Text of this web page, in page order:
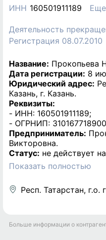
ИНН 160501911189 Еще
Деятельность
Регистрация 08.07.2010
Название: Прокопьева
Дата регистрации: 8
Юридический адрес:
Казань, г. Казань.
Реквизиты:
- ИНН: 160501911189;
- ОГРНИП:
Предприниматель:
Викторовна.
Статус: не действует
Показать полностью
Респ. Татарстан, г.о.
Больше информации о